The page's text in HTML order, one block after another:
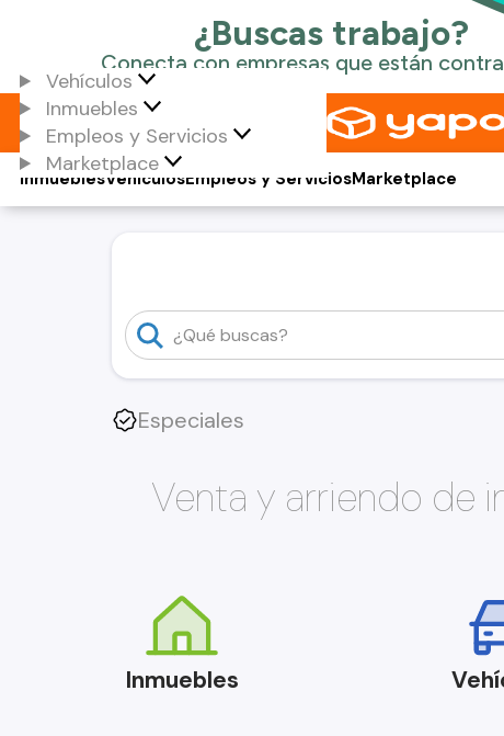
Vehículos
Inmuebles
Empleos y Servicios
Marketplace
Vehículos
Inmuebles Empleos y ServiciosMarketplace
Especiales
Venta y arriendo de
Inmuebles